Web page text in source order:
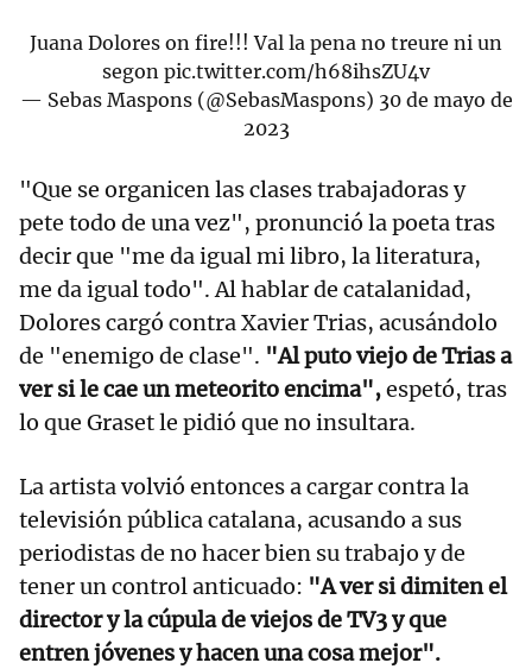
Juana Dolores on fire!!! Val la pena no treure ni un
segon pic.twitter.com/h68ihsZU4v
— Sebas Maspons (@SebasMaspons) 30 de mayo de
2023
"Que se organicen las clases trabajadoras y
pete todo de una vez", pronunció la poeta tras
decir que "me da igual mi libro, la literatura,
me da igual todo". Al hablar de catalanidad,
Dolores cargó contra Xavier Trias, acusándolo
de "enemigo de clase". "Al puto viejo de Trias a
ver si le cae un meteorito encima",espetó, tras
lo que Graset le pidió que no insultara.
La artista volvió entonces a cargar contra la
televisión pública catalana, acusando a sus
periodistas de no hacer bien su trabajo y de
tener un control anticuado: "A ver si dimiten el
director y la cúpula de viejos de TV3 y que
entren jóvenes y hacen una cosa mejor".